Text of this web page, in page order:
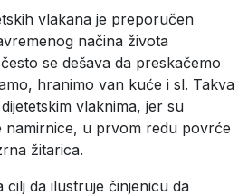
vlakana je preporučen
načina života
se dešava da preskačemo
hranimo van kuće i sl. Takva
vlaknima, jer su
namirnice, u prvom redu povrće
žitarica.
cilj da ilustruje činjenicu da